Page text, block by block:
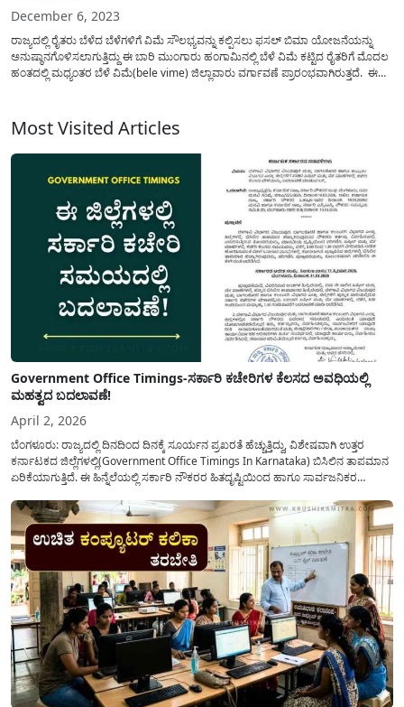
December 6, 2023
ರಾಜ್ಯದಲ್ಲಿ ರೈತರು ಬೆಳೆದ ಬೆಳೆಗಳಿಗೆ ವಿಮೆ ಸೌಲಭ್ಯವನ್ನು ಕಲ್ಪಿಸಲು ಫಸಲ್ ಬಿಮಾ ಯೋಜನೆಯನ್ನು
ಅನುಷ್ಠಾನಗೊಳಿಸಲಾಗುತ್ತಿದ್ದು ಈ ಬಾರಿ ಮುಂಗಾರು ಹಂಗಾಮಿನಲ್ಲಿ ಬೆಳೆ ವಿಮೆ ಕಟ್ಟಿದ ರೈತರಿಗೆ ಮೊದಲ
ಹಂತದಲ್ಲಿ ಮಧ್ಯಂತರ ಬೆಳೆ ವಿಮೆ(bele vime) ಜಿಲ್ಲಾವಾರು ವರ್ಗಾವಣೆ ಪ್ರಾರಂಭವಾಗಿರುತ್ತದೆ. ಈ
Most Visited Articles
Government Office Timings-ಸರ್ಕಾರಿ ಕಚೇರಿಗಳ ಕೆಲಸದ ಅವಧಿಯಲ್ಲಿ
ಮಹತ್ವದ ಬದಲಾವಣೆ!
April 2, 2026
ಬೆಂಗಳೂರು: ರಾಜ್ಯದಲ್ಲಿ ದಿನದಿಂದ ದಿನಕ್ಕೆ ಸೂರ್ಯನ ಪ್ರಖರತೆ ಹೆಚ್ಚುತ್ತಿದ್ದು, ವಿಶೇಷವಾಗಿ ಉತ್ತರ
ಕರ್ನಾಟಕದ ಜಿಲ್ಲೆಗಳಲ್ಲಿ(Government Office Timings In Karnataka) ಬಿಸಿಲಿನ ತಾಪಮಾನ
ಏರಿಕೆಯಾಗುತ್ತಿದೆ. ಈ ಹಿನ್ನೆಲೆಯಲ್ಲಿ ಸರ್ಕಾರಿ ನೌಕರರ ಹಿತದೃಷ್ಟಿಯಿಂದ ಹಾಗೂ ಸಾರ್ವಜನಿಕರ
ಮತ್ತು ಕಲ್ಯಾಣ ಕರ್ನಾಟಕದ ಒಟ್ಟು 9 ಜಿಲ್ಲೆಗಳಲ್ಲಿ ಏಪ್ರಿಲ್...